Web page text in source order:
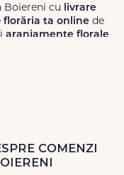
Boiereni cu livrare
florăria ta online de
aranjamente florale
toată România.
, pentru ca tu
ai nevoie.
comenzi